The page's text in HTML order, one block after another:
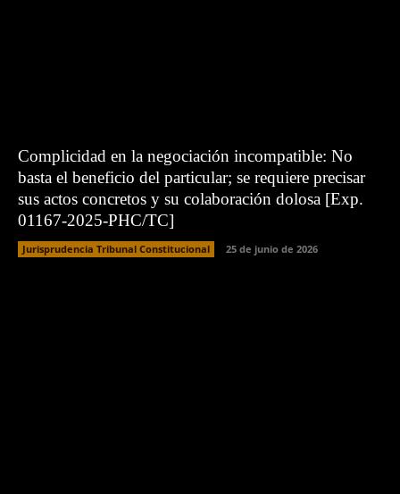
Complicidad en la negociación incompatible: No
basta el beneficio del particular; se requiere precisar
sus actos concretos y su colaboración dolosa [Exp.
01167-2025-PHC/TC]
Jurisprudencia Tribunal Constitucional 25 de junio de 2026